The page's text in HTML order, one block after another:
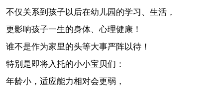
不仅关系到孩子以后在幼儿园的学习、生活，
更影响孩子一生的身体、心理健康！
谁不是作为家里的头等大事严阵以待！
特别是即将入托的小小宝贝们：
年龄小，适应能力相对会更弱，